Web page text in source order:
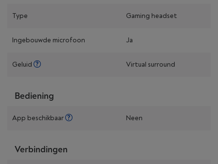
Type Gaming headset
Ingebouwde microfoon Ja
Geluid Virtual surround
Bediening
App beschikbaar Neen
Verbindingen